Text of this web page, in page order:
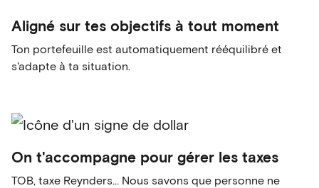
Aligné sur tes objectifs à tout moment
Ton portefeuille est automatiquement rééquilibré et
s'adapte à ta situation.
On t'accompagne pour gérer les taxes
TOB, taxe Reynders... Nous savons que personne ne